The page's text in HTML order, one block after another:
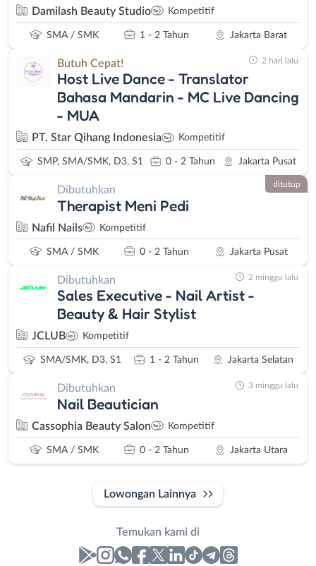
Damilash Beauty Studio Kompetitif
SMA / SMK 1 - 2 Tahun Jakarta Barat
Butuh Cepat!
Host Live Dance - Translator
Bahasa Mandarin - MC Live Dancing
- MUA
PT. Star Qihang Indonesia Kompetitif
SMP, SMA/SMK, D3, S1 0 - 2 Tahun Jakarta Pusat
2 hari lalu
Dibutuhkan
Therapist Meni Pedi
Nafil Nails Kompetitif
SMA / SMK 0 - 2 Tahun Jakarta Pusat
ditutup
Dibutuhkan
Sales Executive - Nail Artist -
Beauty & Hair Stylist
JCLUB Kompetitif
SMA/SMK, D3, S1 1 - 2 Tahun Jakarta Selatan
2 minggu lalu
Dibutuhkan
Nail Beautician
Cassophia Beauty Salon Kompetitif
SMA / SMK 0 - 2 Tahun Jakarta Utara
3 minggu lalu
Lowongan Lainnya
Temukan kami di